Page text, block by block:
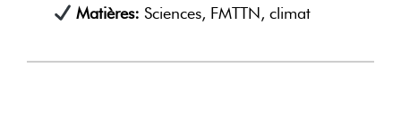
Matières: Sciences, FMTTN, climat